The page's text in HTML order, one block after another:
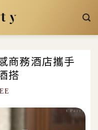
商務酒店攜手
搭